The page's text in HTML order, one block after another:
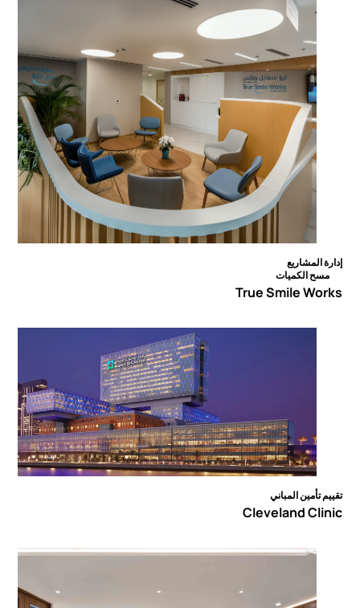
إدارة المشاريع
مسح الكميات
True Smile Works
تقييم تأمين المباني
Cleveland Clinic